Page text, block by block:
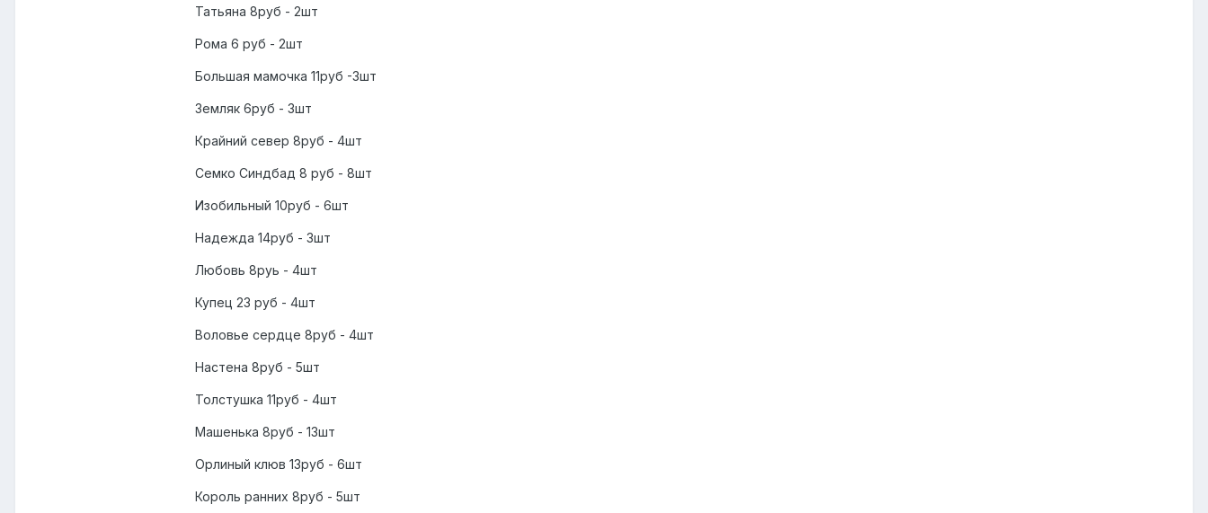
Татьяна 8руб - 2шт
Рома 6 руб - 2шт
Большая мамочка 11руб -3шт
Земляк 6руб - 3шт
Крайний север 8руб - 4шт
Семко Синдбад 8 руб - 8шт
Изобильный 10руб - 6шт
Надежда 14руб - 3шт
Любовь 8руь - 4шт
Купец 23 руб - 4шт
Воловье сердце 8руб - 4шт
Настена 8руб - 5шт
Толстушка 11руб - 4шт
Машенька 8руб - 13шт
Орлиный клюв 13руб - 6шт
Король ранних 8руб - 5шт